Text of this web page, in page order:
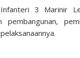
3 Marinir
pembangunan,